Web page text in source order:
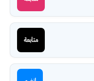
متابعة